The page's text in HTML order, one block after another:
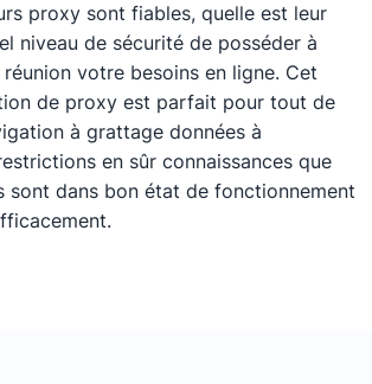
proxy sont fiables,quelle est leur
niveau de sécuritéde posséder à
réunion votre besoins en ligne. Cet
de proxy est parfait pourtout de
à grattage données à
en sûr connaissances que
sontdans bon état de fonctionnement
.